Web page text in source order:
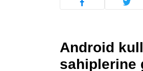
Android
sahiplerine